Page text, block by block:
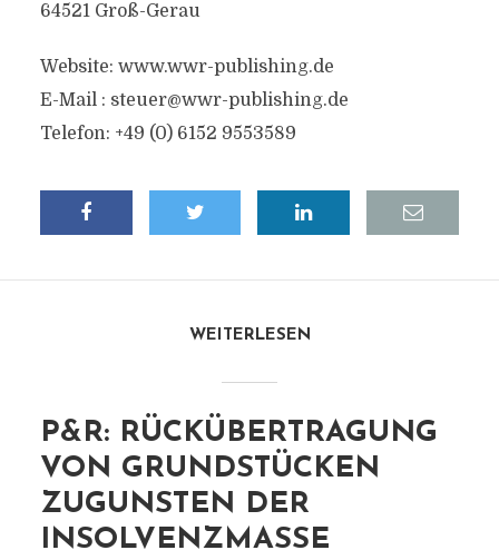
64521 Groß-Gerau
Website: www.wwr-publishing.de
E-Mail : steuer@wwr-publishing.de
Telefon: +49 (0) 6152 9553589
WEITERLESEN
P&R: RÜCKÜBERTRAGUNG
VON GRUNDSTÜCKEN
ZUGUNSTEN DER
INSOLVENZMASSE